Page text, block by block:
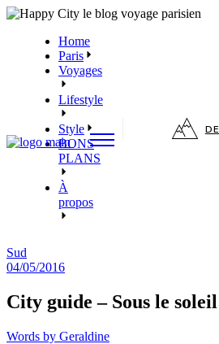
Skip
Home
Paris
Voyages
Lifestyle
Style
BONS
PLANS
À
propos
Sud
04/05/2016
City guide – Sous le
Words by Geraldine